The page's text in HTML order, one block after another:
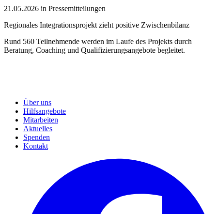
21.05.2026 in Pressemitteilungen
Regionales Integrationsprojekt zieht positive Zwischenbilanz
Rund 560 Teilnehmende werden im Laufe des Projekts durch
Beratung, Coaching und Qualifizierungsangebote begleitet.
Über uns
Hilfsangebote
Mitarbeiten
Aktuelles
Spenden
Kontakt